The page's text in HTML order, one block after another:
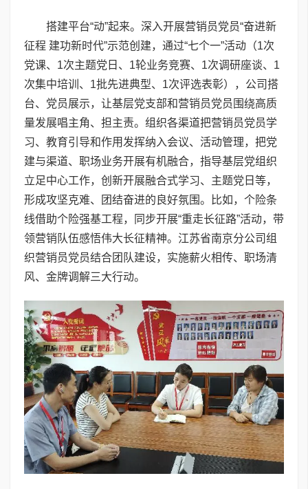
搭建平台“动”起来。深入开展营销员党员“奋进新
征程 建功新时代”示范创建，通过“七个一”活动（1次
党课、1次主题党日、1轮业务竞赛、1次调研座谈、1
次集中培训、1批先进典型、1次评选表彰），公司搭
台、党员展示，让基层党支部和营销员党员围绕高质
量发展唱主角、担主责。组织各渠道把营销员党员学
习、教育引导和作用发挥纳入会议、活动管理，把党
建与渠道、职场业务开展有机融合，指导基层党组织
立足中心工作，创新开展融合式学习、主题党日等，
形成攻坚克难、团结奋进的良好氛围。比如，个险条
线借助个险强基工程，同步开展“重走长征路”活动，带
领营销队伍感悟伟大长征精神。江苏省南京分公司组
织营销员党员结合团队建设，实施薪火相传、职场清
风、金牌调解三大行动。